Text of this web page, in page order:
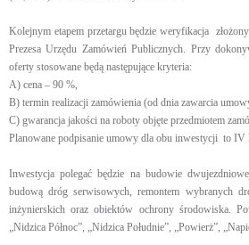
Kolejnym etapem przetargu będzie weryfikacja
Prezesa Urzędu Zamówień Publicznych. Przy
oferty stosowane będą następujące kryteria:
A) cena – 90 %,
B) termin realizacji zamówienia (od dnia zawarcia
C) gwarancja jakości na roboty objęte przedmiotem
Planowane podpisanie umowy dla obu inwestycji to IV
Inwestycja polegać będzie na budowie
budową dróg serwisowych, remontem wybranych
inżynierskich oraz obiektów ochrony środowiska.
„Nidzica Północ”, „Nidzica Południe”, „Powierż”,